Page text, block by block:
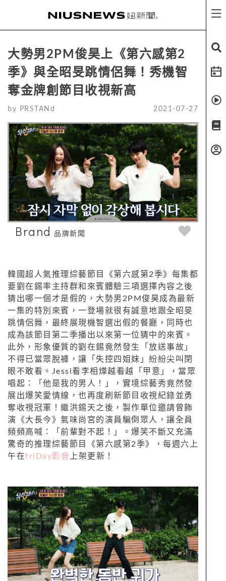
大勢男2PM俊昊上《第六感第2
季》與全昭旻跳情侶舞！秀機智
奪金牌創節目收視新高
by PRSTANd 2021-07-27
Brand 品牌新聞
韓國超人氣推理綜藝節目《第六感第2季》每集都
要劉在錫率主持群和來賓體驗三項選擇內容之後
猜出哪一個才是假的，大勢男2PM俊昊成為最新
一集的特別來賓，一登場就很有誠意地跟全昭旻
跳情侶舞，最終展現機智選出假的餐廳，同時也
成為該節目第二季播出以來第一位猜中的來賓。
此外，形象優質的劉在錫竟然發生「放送事故」
不得已當眾脫褲，讓「失控四姐妹」紛紛尖叫閉
眼不敢看。Jessi看李相燁越看越「甲意」，當眾
唱起：「他是我的男人！」，實境綜藝秀竟然發
展出爆笑愛情線，也再度刷新節目收視紀錄並勇
奪收視冠軍！繼洪錫天之後，製作單位邀請曾飾
演《大長今》氣味尚宮的演員騙倒眾人，讓全員
頻頻高喊：「前輩對不起！」。爆笑不斷又充滿
驚奇的推理綜藝節目《第六感第2季》，每週六上
午在friDay影音 上架更新！